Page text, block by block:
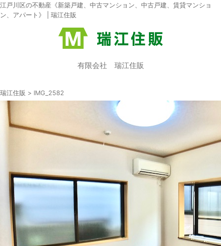
江戸川区の不動産《新築戸建、中古マンション、中古戸建、賃貸マンショ
ン、アパート》 | 瑞江住販
有限会社 瑞江住販
瑞江住販 > IMG_2582